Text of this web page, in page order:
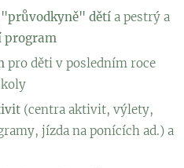
"průvodkyně" dětí a pestrý a
program
pro děti v posledním roce
(centra aktivit, výlety,
jízda na ponících ad.) a